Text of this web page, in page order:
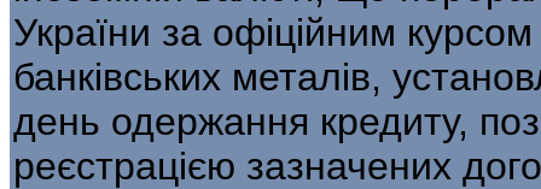
України за офіційним
банківських металів,
день одержання кредиту,
реєстрацією зазначених